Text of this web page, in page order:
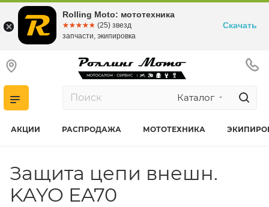
Каталог
АКЦИИ РАСПРОДАЖА МОТОТЕХНИКА
Защита цепи внешн.
KAYO EA70
Rolling Moto: мототехника
☆☆☆☆☆
★★★★★ (25) звезд
запчасти, экипировка
Скачать